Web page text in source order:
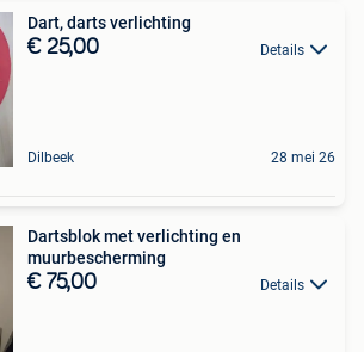
Dart, darts verlichting
€ 25,00 Details
Dilbeek 28 mei 26
Dartsblok met verlichting en
muurbescherming
€ 75,00 Details